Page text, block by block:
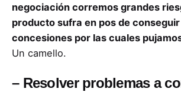
negociación corremos grandes
producto sufra en pos de
concesiones por las cuales
Un camello.
– Resolver problemas a